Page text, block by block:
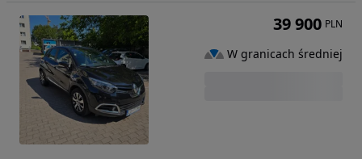
39 900 PLN
W granicach średniej